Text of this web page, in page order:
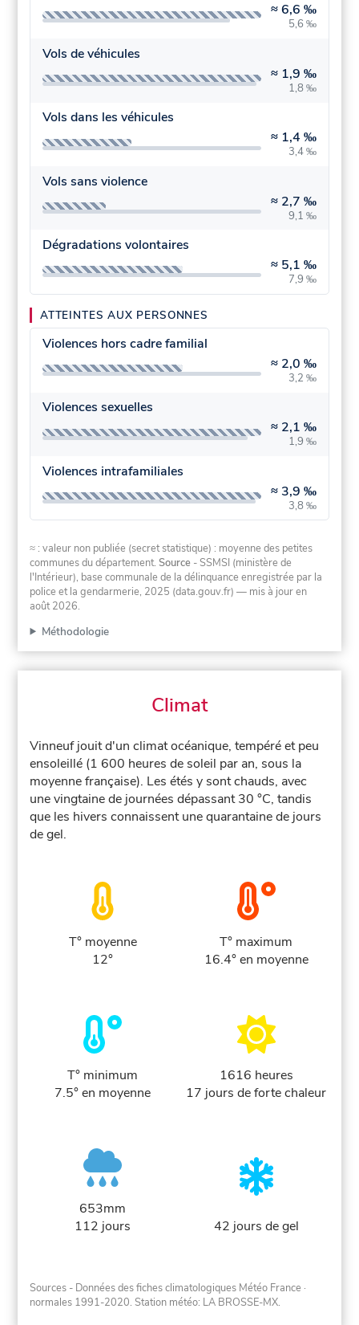
≈6,6 ‰
5,6 ‰
Vols de véhicules
≈ 1,9 ‰
1,8 ‰
Vols dans les véhicules
≈ 1,4 ‰
3,4 ‰
Vols sans violence
≈ 2,7 ‰
9,1 ‰
Dégradations volontaires
≈ 5,1 ‰
7,9 ‰
ATTEINTES AUX PERSONNES
Violences hors cadre familial
≈ 2,0 ‰
3,2 ‰
Violences sexuelles
≈ 2,1 ‰
1,9 ‰
Violences intrafamiliales
≈ 3,9 ‰
3,8 ‰
≈ : valeur non publiée (secret statistique) : moyenne des petites
communes du département.Source - SSMSI (ministère de
l'Intérieur), base communale de la délinquance enregistrée par la
police et la gendarmerie, 2025 (data.gouv.fr) — mis à jour en
août 2026.
Méthodologie
Climat
Vinneuf jouit d'un climat océanique, tempéré et peu
ensoleillé (1 600 heures de soleil par an, sous la
moyenne française). Les étés y sont chauds, avec
une vingtaine de journées dépassant 30 °C, tandis
que les hivers connaissent une quarantaine de jours
de gel.
T° moyenne
12°
T° maximum
16.4° en moyenne
T° minimum
7.5° en moyenne
1616 heures
17 jours de forte chaleur
653mm
112 jours
42 jours de gel
Sources - Données des fiches climatologiques Météo France ·
normales 1991-2020. Station météo: LA BROSSE-MX.